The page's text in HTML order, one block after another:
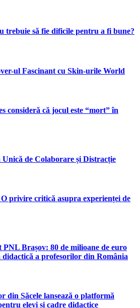
trebuie să fie dificile pentru a fi bune?
ul Fascinant cu Skin-urile World
consideră că jocul este “mort” în
de Colaborare și Distracție
privire critică asupra experienței de
PNL Brașov: 80 de milioane de euro
a profesorilor din România
din Săcele lansează o platformă
elevi și cadre didactice